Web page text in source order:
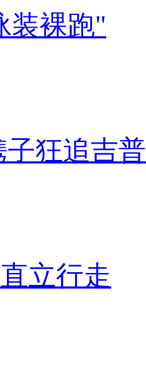
装裸跑"
狂追吉
立行走